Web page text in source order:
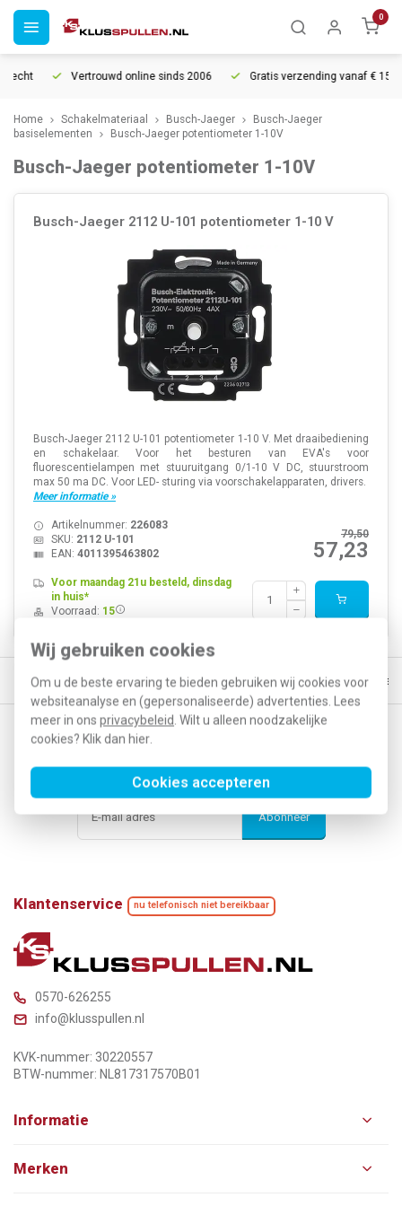
Wij gebruiken cookies
Om u de beste ervaring te bieden gebruiken wij cookies voor
websiteanalyse en (gepersonaliseerde) advertenties. Lees
meer in ons privacybeleid . Wilt u alleen noodzakelijke
cookies? Klik dan hier
Cookies accepteren
0
Vertrouwd online sinds 2006 Gratis verzending vanaf € 150
Home Schakelmateriaal Busch-Jaeger
Busch-Jaeger
basiselementen
Busch-Jaeger potentiometer 1-10V
Busch-Jaeger potentiometer 1-10V
Busch-Jaeger 2112 U-101 potentiometer 1-10 V
Busch-Jaeger 2112 U-101 potentiometer 1-10 V. Met draaibediening
en schakelaar. Voor het besturen van EVA's voor
fluorescentielampen met stuuruitgang 0/1-10 V DC, stuurstroom
max 50 ma DC. Voor LED- sturing via voorschakelapparaten, drivers.
Meer informatie »
79,50
57,23
Artikelnummer: 226083
SKU: 2112 U-101
EAN: 4011395463802
Voor maandag 21u besteld, dinsdag
in huis*
Voorraad: 15
morgen in huis* 30 dagen retourrecht Vertrouwd online sinds
Op de hoogte blijven van acties en nieuwe
ontwikkelingen?
Abonneer
Klantenservice nu telefonisch niet bereikbaar
0570-626255
info@klusspullen.nl
KVK-nummer: 30220557
BTW-nummer: NL817317570B01
Informatie
Merken